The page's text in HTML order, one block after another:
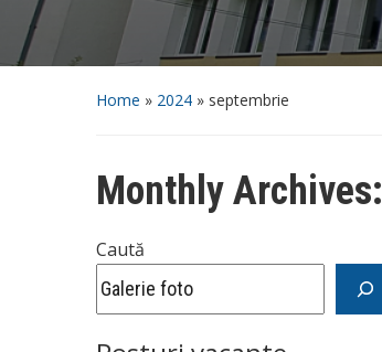
Home » 2024 » septembrie
Monthly Archives:
Caută